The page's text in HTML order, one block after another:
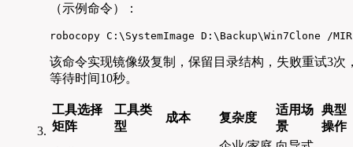
（示例命令）：
robocopy C:\SystemImage D:\Backup\Win7Clone /
该命令实现镜像级复制，保留目录结构，失败重试3次
等待时间10秒。
工具选择
矩阵
工具类
型
成本 复杂度
适用场
景
典型
操作